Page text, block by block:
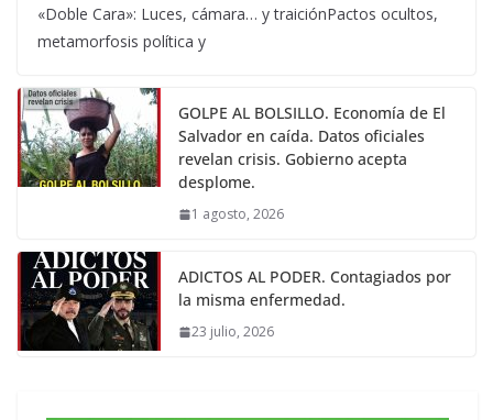
«Doble Cara»: Luces, cámara… y traiciónPactos ocultos,
metamorfosis política y
GOLPE AL BOLSILLO. Economía de El
Salvador en caída. Datos oficiales
revelan crisis. Gobierno acepta
desplome.
1 agosto, 2026
ADICTOS AL PODER. Contagiados por
la misma enfermedad.
23 julio, 2026